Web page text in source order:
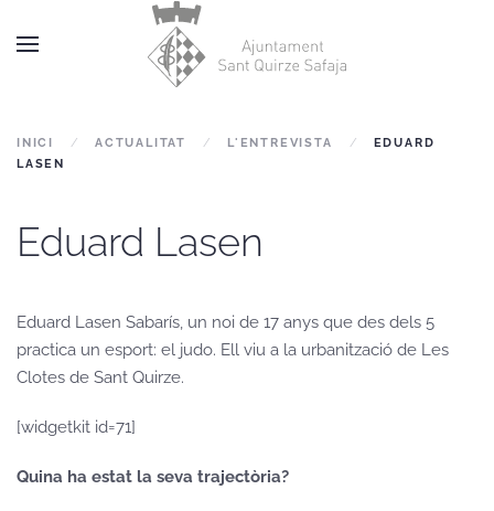
Skip to main content
INICI ACTUALITAT L'ENTREVISTA
EDUARD
LASEN
Eduard Lasen
Eduard Lasen Sabarís, un noi de 17 anys que des dels 5
practica un esport: el judo. Ell viu a la urbanització de Les
Clotes de Sant Quirze.
[widgetkit id=71]
Quina ha estat la seva trajectòria?